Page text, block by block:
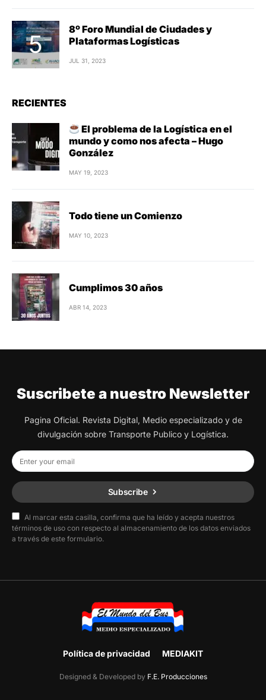
8º Foro Mundial de Ciudades y
Plataformas Logísticas
JUL 31, 2023
RECIENTES
El problema de la Logística en el
mundo y como nos afecta – Hugo
González
MAY 19, 2023
Todo tiene un Comienzo
MAY 10, 2023
Cumplimos 30 años
ABR 14, 2023
Suscribete a nuestro Newsletter
Pagina Oficial. Revista Digital, Medio especializado y de
divulgación sobre Transporte Publico y Logística.
Subscribe
Al marcar esta casilla, confirma que ha leído y acepta nuestros
términos de uso con respecto al almacenamiento de los datos enviados
a través de este formulario.
Política de privacidad MEDIAKIT
Designed & Developed by F.E. Producciones